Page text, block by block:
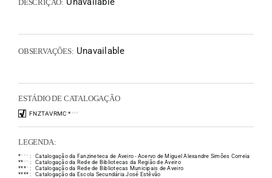
DESCRIÇÃO:
OBSERVAÇÕES: Unavailable
ESTÁDIO DE CATALOGAÇÃO
FNZTAVRMC ****
LEGENDA:
** * * :
Catalogação da Fanzineteca de Aveiro - Acervo de Miguel Alexandre Simões Correia
** * * :
Catalogação da Rede de Bibliotecas da Região de Aveiro
**** :
Catalogação da Rede de Bibliotecas Municipais de Aveiro
**** : Catalogação da Escola Secundária José Estêvão